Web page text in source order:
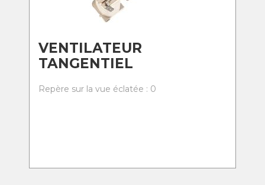
VENTILATEUR
TANGENTIEL
Repère sur la vue éclatée : 0